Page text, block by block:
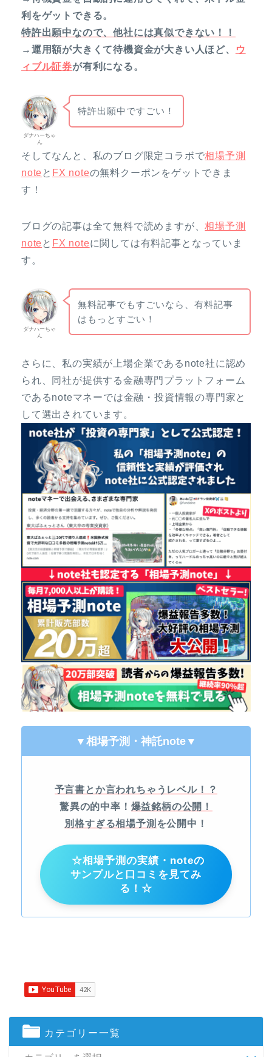
利をゲットできる。
特許出願中なので、他社には真似できない！！
→運用額が大きくて待機資金が大きい人ほど、
ウ
ィブル証券が有利になる。
ダナハーちゃ
ん
特許出願中ですごい！
そしてなんと、私のブログ限定コラボで相場予測
note と FX noteの無料クーポンをゲットできま
す！
ブログの記事は全て無料で読めますが、相場予測
note と FX noteに関しては有料記事となっていま
す。
ダナハーちゃ
ん
無料記事でもすごいなら、有料記事
はもっとすごい！
さらに、私の実績が上場企業であるnote社に認め
られ、同社が提供する金融専門プラットフォーム
であるnoteマネーでは金融・投資情報の専門家と
して選出されています。
▼相場予測・神託note ▼
予言書とか言われちゃうレベル！？
驚異の的中率！ 爆益銘柄の公開！
別格すぎる相場予測 を公開中！
☆相場予測の実績・noteの
サンプルと口コミを見てみ
る！☆
カテゴリー一覧